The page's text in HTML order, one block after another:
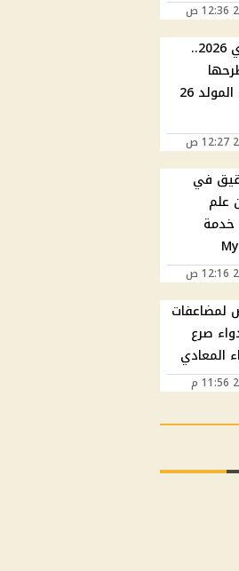
حلوى المولد النبوي 2026..
بالمنافذ قبل موعد المولد 26
في
علم
خدمة
لمضاعفات
صرع
المعادي